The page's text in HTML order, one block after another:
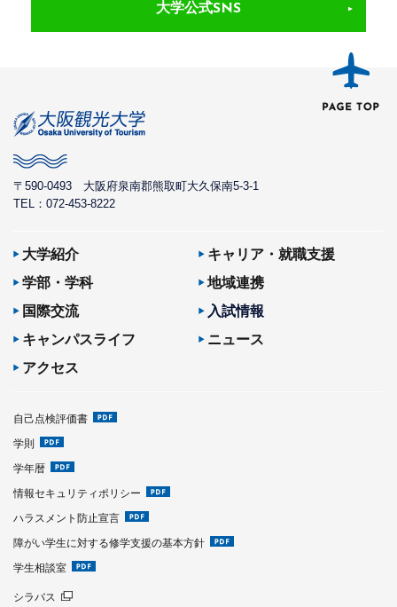
大学公式SNS
〒590-0493 大阪府泉南郡熊取町大久保南5-3-1
TEL：072-453-8222
大学紹介
キャリア・就職支援
学部・学科
地域連携
国際交流
入試情報
キャンパスライフ
ニュース
アクセス
自己点検評価書
学則
学年暦
情報セキュリティポリシー
ハラスメント防止宣言
障がい学生に対する修学支援の基本方針
学生相談室
シラバス